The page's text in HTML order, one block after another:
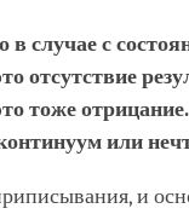
в случае с
отсутствие
тоже
или
и